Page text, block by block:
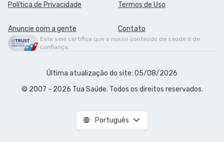
Política de Privacidade Termos de Uso
Anuncie com a gente Contato
Este selo certifica que o nosso conteúdo de saúde é de
confiança.
Última atualização do site: 05/08/2026
© 2007 - 2026 Tua Saúde. Todos os direitos reservados.
Português